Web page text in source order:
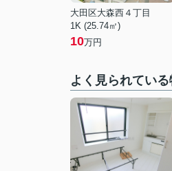
大田区大森西４丁目
1K (25.74㎡)
10万円
よく見られてい